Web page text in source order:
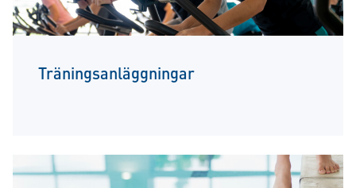
Träningsanläggningar